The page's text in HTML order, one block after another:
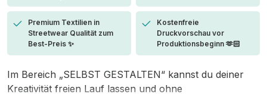
Premium Textilien in
Streetwear Qualität zum
Best-Preis ✨
Kostenfreie
Druckvorschau vor
Produktionsbeginn 🫶🏻
Im Bereich „SELBST GESTALTEN“ kannst du deiner
Kreativität freien Lauf lassen und ohne